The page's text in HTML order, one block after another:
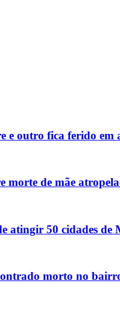
e outro fica ferido em
morte de mãe
atingir 50 cidades
morto no